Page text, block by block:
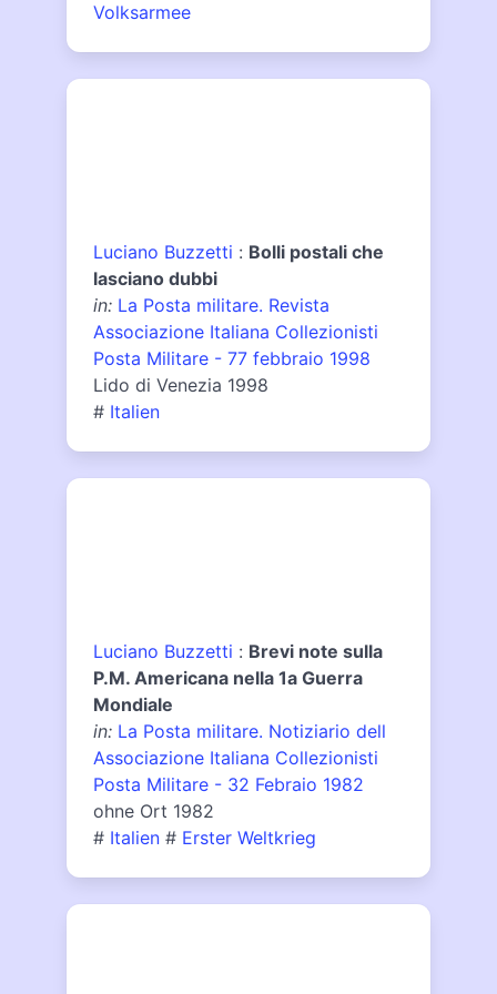
Volksarmee
Luciano Buzzetti : Bolli postali che
lasciano dubbi
in: La Posta militare. Revista
Associazione Italiana Collezionisti
Posta Militare - 77 febbraio 1998
Lido di Venezia 1998
# Italien
Luciano Buzzetti : Brevi note sulla
P.M. Americana nella 1a Guerra
Mondiale
in: La Posta militare. Notiziario dell
Associazione Italiana Collezionisti
Posta Militare - 32 Febraio 1982
ohne Ort 1982
# Italien # Erster Weltkrieg